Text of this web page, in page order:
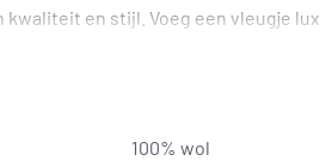
en stijl. Voeg een vleugje
100% wol